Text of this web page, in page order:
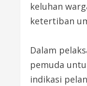
keluhan
ketertiban
Dalam
pemuda
indikasi